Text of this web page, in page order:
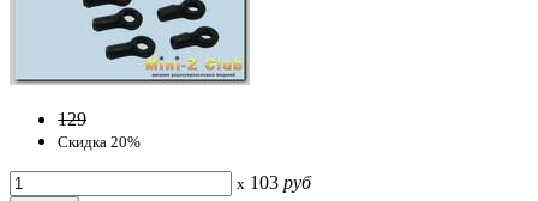
129
Скидка 20%
x 103 руб